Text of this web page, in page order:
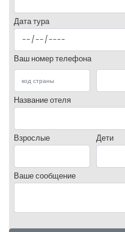
Дата тура
Ваш номер телефона
Название отеля
Взрослые Дети
Ваше сообщение